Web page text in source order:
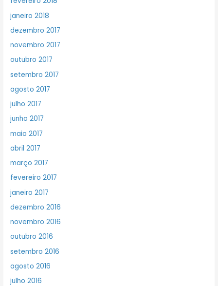
janeiro 2018
dezembro 2017
novembro 2017
outubro 2017
setembro 2017
agosto 2017
julho 2017
junho 2017
maio 2017
abril 2017
março 2017
fevereiro 2017
janeiro 2017
dezembro 2016
novembro 2016
outubro 2016
setembro 2016
agosto 2016
julho 2016